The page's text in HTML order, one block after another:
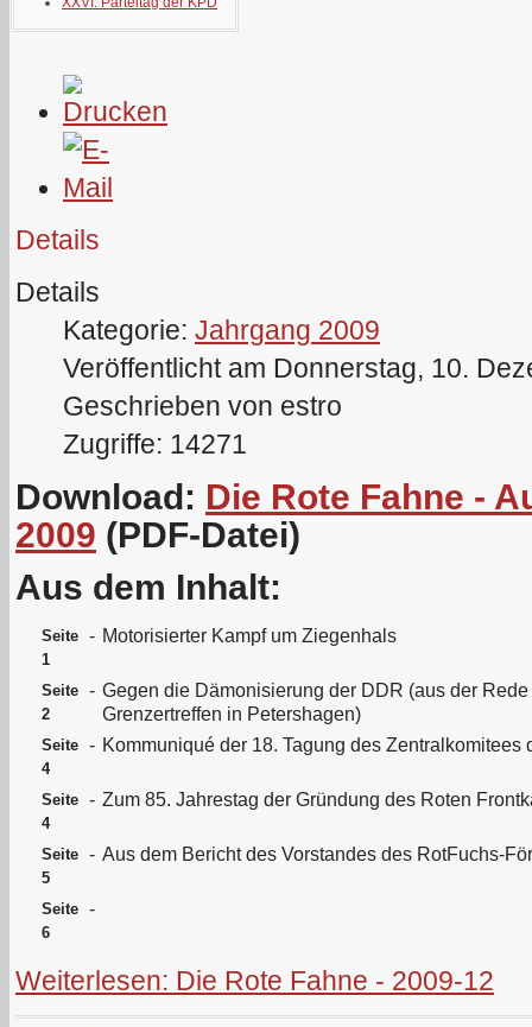
Details
Details
Kategorie: Jahrgang 2009
Veröffentlicht am Donnerstag, 10.
Geschrieben von estro
Zugriffe: 14271
Download: Die Rote Fahne -
2009 (PDF-Datei)
Aus dem Inhalt:
Seite
1
- Motorisierter Kampf um Ziegenhals
Seite
2
- Gegen die Dämonisierung der DDR (aus der
Grenzertreffen in Petershagen)
Seite
4
- Kommuniqué der 18. Tagung des Zentralkomitees
Seite
4
- Zum 85. Jahrestag der Gründung des Roten
Seite
5
- Aus dem Bericht des Vorstandes des RotFuchs-
Seite
6
-
Weiterlesen: Die Rote Fahne - 2009-12